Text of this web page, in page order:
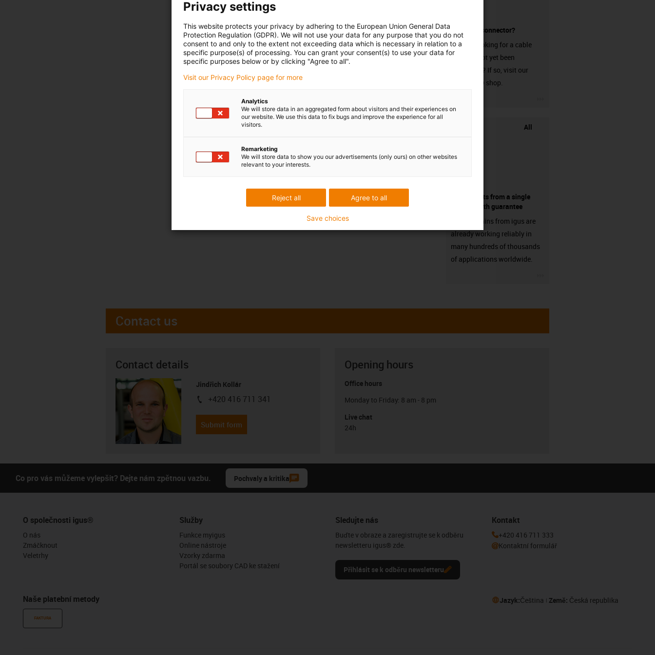
without a connector?
Are you looking for a cable
that has not yet been
harnessed? If so, visit our
chainflex® shop.
All
components from a single
source - with guarantee
Energy chains from igus are
already working reliably in
many hundreds of thousands
of applications worldwide.
Contact us
Contact details
Jindřich Kollár
igus-icon-phone
+420 416 711 341
Submit form
Opening hours
Office hours
Monday to Friday: 8 am - 8 pm
Live chat
24h
Co pro vás můžeme vylepšit? Dejte nám zpětnou vazbu. Pochvaly a kritika
O společnosti igus®
O nás
Zmáčknout
Veletrhy
Naše platební metody
FAKTURA
Služby
Funkce myigus
Online nástroje
Vzorky zdarma
Portál se soubory CAD ke stažení
Sledujte nás
Buďte v obraze a zaregistrujte se k odběru
newsletteru igus® zde.
Přihlásit se k odběru newsletteru
Kontakt
+420 416 711 333
Kontaktní formulář
Jazyk:Čeština Země: Česká republika
Privacy settings
This website protects your privacy by adhering to the European Union General Data
Protection Regulation (GDPR). We will not use your data for any purpose that you do not
consent to and only to the extent not exceeding data which is necessary in relation to a
specific purpose(s) of processing. You can grant your consent(s) to use your data for
specific purposes below or by clicking "Agree to all".
Visit our Privacy Policy page for more
Analytics
We will store data in an aggregated form about visitors and their experiences on
our website. We use this data to fix bugs and improve the experience for all
visitors.
Remarketing
We will store data to show you our advertisements (only ours) on other websites
relevant to your interests.
Agree to all
Reject all
Save choices